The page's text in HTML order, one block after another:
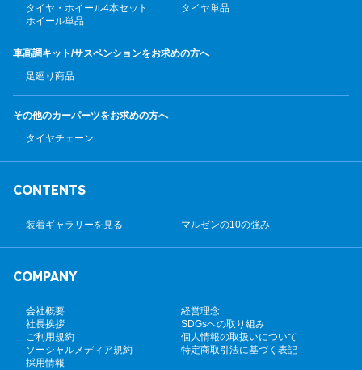
タイヤ・ホイール4本セット
タイヤ単品
ホイール単品
車高調キット/サスペンションをお求めの方へ
足廻り商品
その他のカーパーツをお求めの方へ
タイヤチェーン
CONTENTS
装着ギャラリーを見る マルゼンの10の強み
COMPANY
会社概要
経営理念
社長挨拶
SDGsへの取り組み
ご利用規約
個人情報の取扱いについて
ソーシャルメディア規約
特定商取引法に基づく表記
採用情報